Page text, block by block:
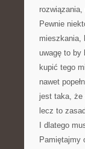
Pewnie
mieszkania,
uwagę to by
kupić tego
nawet
jest taka, że
lecz to
I dlatego
Pamiętajmy